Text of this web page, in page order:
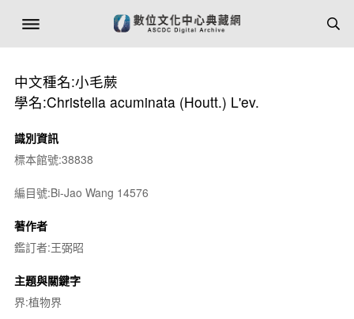
中文種名:小毛蕨
學名:Christella acuminata (Houtt.) L'ev.
識別資訊
標本館號:38838
編目號:Bi-Jao Wang 14576
著作者
鑑訂者:王弼昭
主題與關鍵字
界:植物界